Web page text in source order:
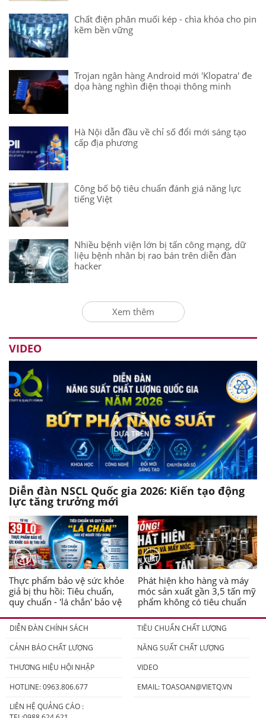
Chất điện phân muối kép - chìa khóa cho pin
kẽm bền vững
Trojan ngân hàng Android mới 'Klopatra' đe
dọa hàng nghìn điện thoại thông minh
Hà Nội dẫn đầu về chỉ số đổi mới sáng tạo
cấp địa phương
Công bố bộ tiêu chuẩn đánh giá năng lực
tiếng Việt
Nhiều bệnh viện lớn bị tấn công mạng, dữ
liệu bệnh nhân bị rao bán trên diễn đàn
hacker
Xem thêm
VIDEO
Diễn đàn NSCL Quốc gia 2026: Kiến tạo động
lực tăng trưởng mới
Thực phẩm bảo vệ sức khỏe
giả bị thu hồi: Tiêu chuẩn,
quy chuẩn - 'lá chắn' bảo vệ
Phát hiện kho hàng và máy
móc sản xuất gần 3,5 tấn mỹ
phẩm không có tiêu chuẩn
DIỄN ĐÀN CHÍNH SÁCH
TIÊU CHUẨN CHẤT LƯỢNG
CẢNH BÁO CHẤT LƯỢNG
NĂNG SUẤT CHẤT LƯỢNG
THƯƠNG HIỆU HỘI NHẬP
VIDEO
HOTLINE: 0963.806.677
EMAIL:TOASOAN@VIETQ.VN
LIÊN HỆ QUẢNG CÁO :